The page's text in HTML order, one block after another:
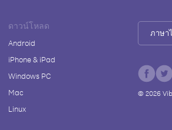
ดาวน์โหลด
Android
iPhone & iPad
Windows PC
Mac
Linux
ภาษา
© 2026